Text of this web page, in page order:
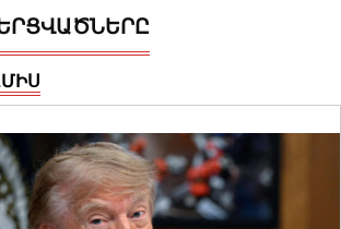
նշանակվել է ԱԺ
խորհրդական